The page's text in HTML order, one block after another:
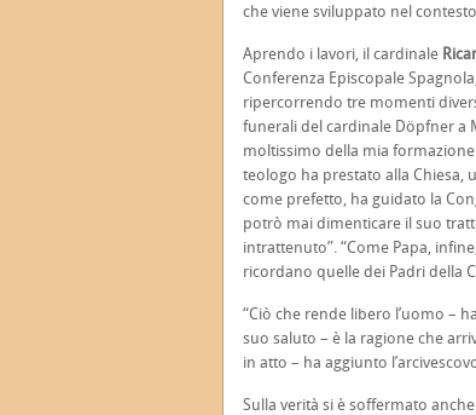
che viene sviluppato nel
Aprendo i lavori, il cardinale
Conferenza Episcopale
ripercorrendo tre momenti
funerali del cardinale Döpfner a
moltissimo della mia
teologo ha prestato alla Chiesa,
come prefetto, ha guidato la
potrò mai dimenticare il suo
intrattenuto”. “Come Papa,
ricordano quelle dei Padri della
“Ciò che rende libero l’uomo –
suo saluto – è la ragione che
in atto – ha aggiunto
Sulla verità si è soffermato